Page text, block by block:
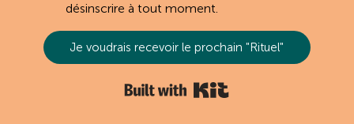
désinscrire à tout moment.
Je voudrais recevoir le prochain "Rituel"